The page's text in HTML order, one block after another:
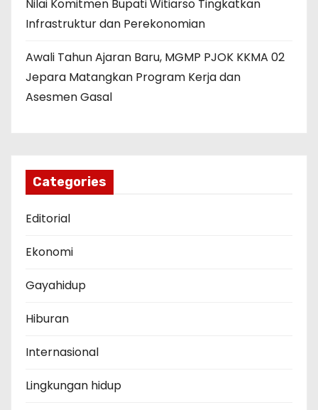
Nilai Komitmen Bupati Witiarso Tingkatkan
Infrastruktur dan Perekonomian
Awali Tahun Ajaran Baru, MGMP PJOK KKMA 02
Jepara Matangkan Program Kerja dan
Asesmen Gasal
Categories
Editorial
Ekonomi
Gayahidup
Hiburan
Internasional
Lingkungan hidup